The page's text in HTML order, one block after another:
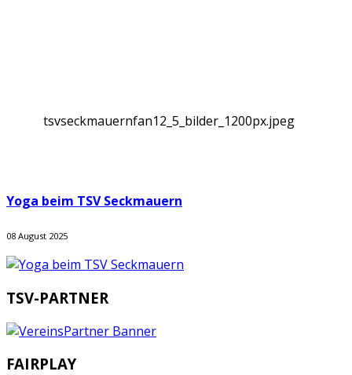
tsvseckmauernfan12_5_bilder_1200px.jpeg
Yoga beim TSV Seckmauern
08 August 2025
TSV-PARTNER
FAIRPLAY